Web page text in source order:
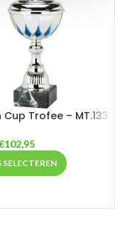
Trofee – MT.133
102,95
SELECTEREN